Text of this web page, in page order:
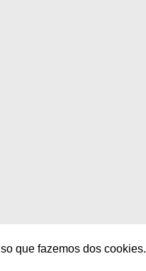
que fazemos dos cookies.